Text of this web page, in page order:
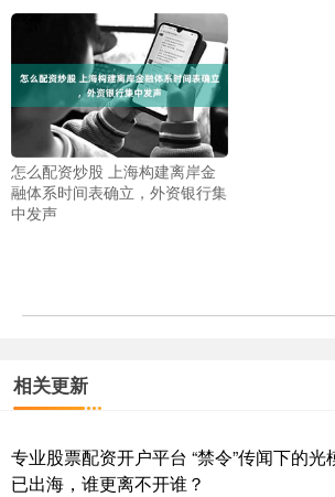
怎么配资炒股 上海构建离岸金
融体系时间表确立，外资银行集
中发声
相关更新
专业股票配资开户平台 “禁令”传闻下的
已出海，谁更离不开谁？